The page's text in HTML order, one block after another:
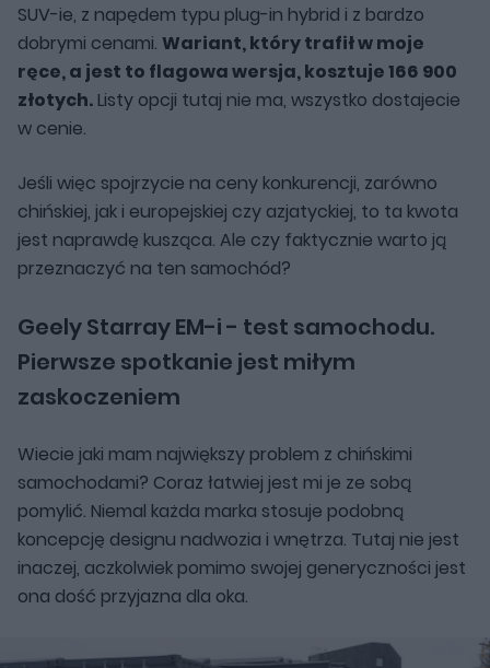
SUV-ie, z napędem typu plug-in hybrid i z bardzo
dobrymi cenami. Wariant, który trafił w moje
ręce, a jest to flagowa wersja, kosztuje 166 900
złotych. Listy opcji tutaj nie ma, wszystko dostajecie
w cenie.
Jeśli więc spojrzycie na ceny konkurencji, zarówno
chińskiej, jak i europejskiej czy azjatyckiej, to ta kwota
jest naprawdę kusząca. Ale czy faktycznie warto ją
przeznaczyć na ten samochód?
Geely Starray EM-i - test samochodu.
Pierwsze spotkanie jest miłym
zaskoczeniem
Wiecie jaki mam największy problem z chińskimi
samochodami? Coraz łatwiej jest mi je ze sobą
pomylić. Niemal każda marka stosuje podobną
koncepcję designu nadwozia i wnętrza. Tutaj nie jest
inaczej, aczkolwiek pomimo swojej generyczności jest
ona dość przyjazna dla oka.